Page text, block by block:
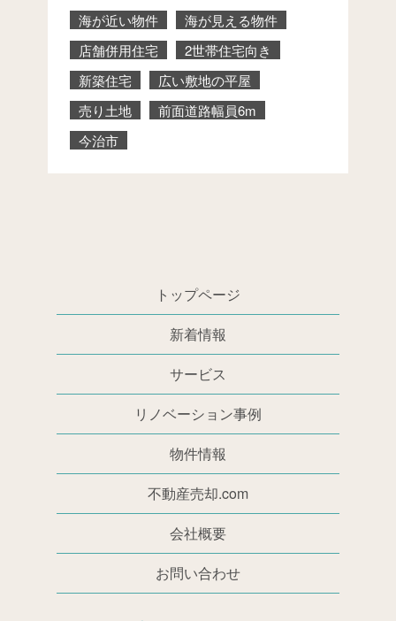
海が近い物件
海が見える物件
店舗併用住宅
2世帯住宅向き
新築住宅
広い敷地の平屋
売り土地
前面道路幅員6m
今治市
トップページ
新着情報
サービス
リノベーション事例
物件情報
不動産売却.com
会社概要
お問い合わせ